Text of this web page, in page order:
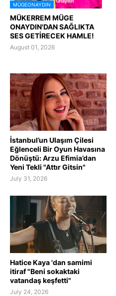
MÜGEONAYDIN
MÜKERREM MÜGE
ONAYDIN'DAN SAĞLIKTA
SES GETİRECEK HAMLE!
August 01, 2026
İstanbul’un Ulaşım Çilesi
Eğlenceli Bir Oyun Havasına
Dönüştü: Arzu Efimia’dan
Yeni Tekli "Attır Gitsin"
July 31, 2026
Hatice Kaya 'dan samimi
itiraf "Beni sokaktaki
vatandaş keşfetti"
July 24, 2026